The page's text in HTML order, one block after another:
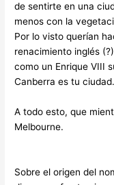
de sentirte en una
menos con la
Por lo visto querían
renacimiento inglés
como un Enrique VIII
Canberra es tu ciudad.
A todo esto, que
Melbourne.
Sobre el origen del